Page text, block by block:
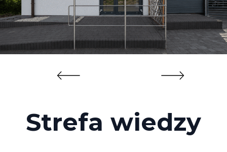
Strefa wiedzy